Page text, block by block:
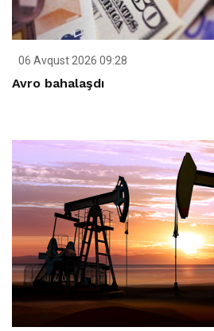
06 Avqust 2026 09:28
Avro bahalaşdı